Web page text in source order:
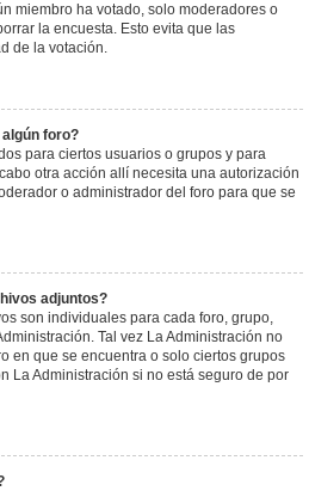
miembro ha votado, solo moderadores o
la encuesta. Esto evita que las
de la votación.
foro?
para ciertos usuarios o grupos y para
otra acción allí necesita una autorización
o administrador del foro para que se
adjuntos?
son individuales para cada foro, grupo,
Tal vez La Administración no
en que se encuentra o solo ciertos grupos
La Administración si no está seguro de por